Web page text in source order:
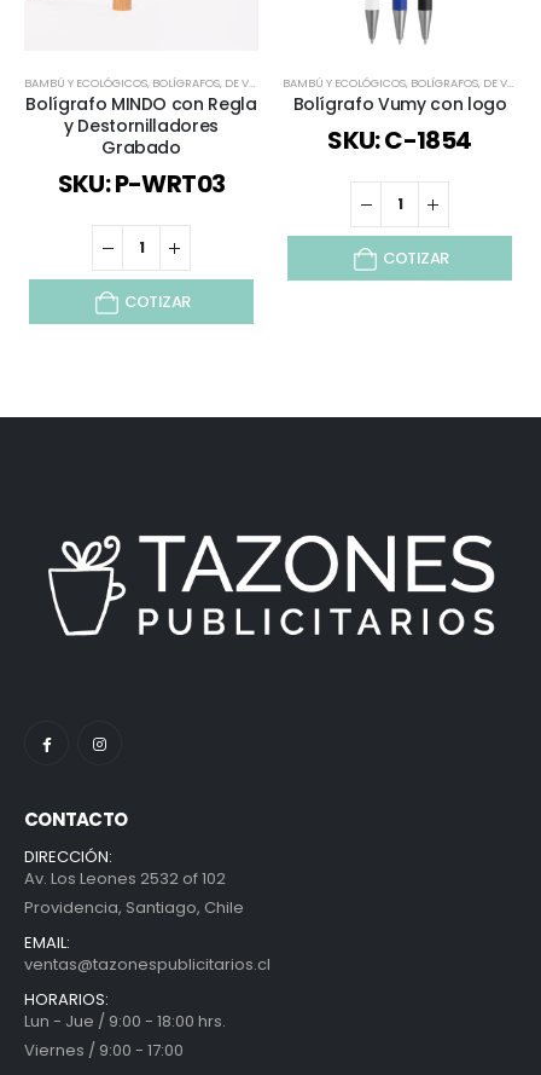
BAMBÚ Y ECOLÓGICOS, BOLÍGRAFOS, DE VUELTA AL COLEGIO ,DESTACADORES Y FUNCIONALES
Bolígrafo MINDO con Regla
y Destornilladores
Grabado
SKU: P-WRT03
COTIZAR
BAMBÚ Y ECOLÓGICOS, BOLÍGRAFOS, DE VUELTA AL COLEGIO
Bolígrafo Vumy con logo
SKU: C-1854
COTIZAR
CONTACTO
DIRECCIÓN:
Av. Los Leones 2532 of 102
Providencia, Santiago, Chile
EMAIL:
ventas@tazonespublicitarios.cl
HORARIOS:
Lun - Jue / 9:00 - 18:00 hrs.
Viernes / 9:00 - 17:00